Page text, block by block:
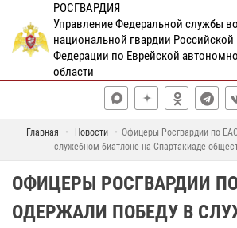
РОСГВАРДИЯ
Управление Федеральной службы
национальной гвардии Российской
Федерации по Еврейской
области
Главная Новости
Офицеры Росгвардии по
служебном биатлоне на Спартакиаде
ОФИЦЕРЫ РОСГВАРДИИ
ОДЕРЖАЛИ ПОБЕДУ В